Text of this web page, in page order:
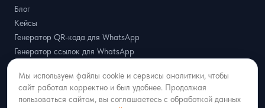
Интеграции
Блог
Кейсы
Генератор QR-кода для WhatsApp
Генератор ссылок для WhatsApp
Мы используем файлы cookie и сервисы аналитики, чтобы
сайт работал корректно и был удобнее. Продолжая
пользоваться сайтом, вы соглашаетесь с обработкой данных